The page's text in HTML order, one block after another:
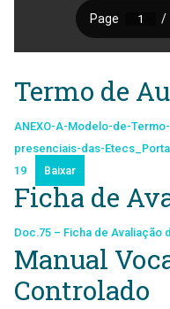
Termo de
ANEXO-A-Modelo-de-
presenciais-das-
19
Baixar
Ficha de
Doc.75 – Ficha de Avaliação
Manual
Controlado